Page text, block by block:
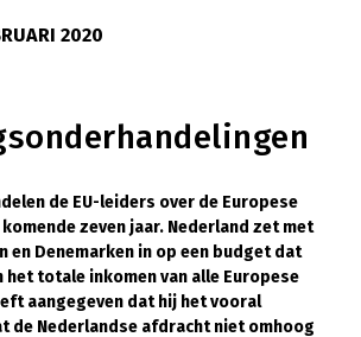
2020
de EU-leiders over de Europese
zeven jaar. Nederland zet met
en Denemarken in op een budget dat
het totale inkomen van alle Europese
aangegeven dat hij het vooral
de Nederlandse afdracht niet omhoog